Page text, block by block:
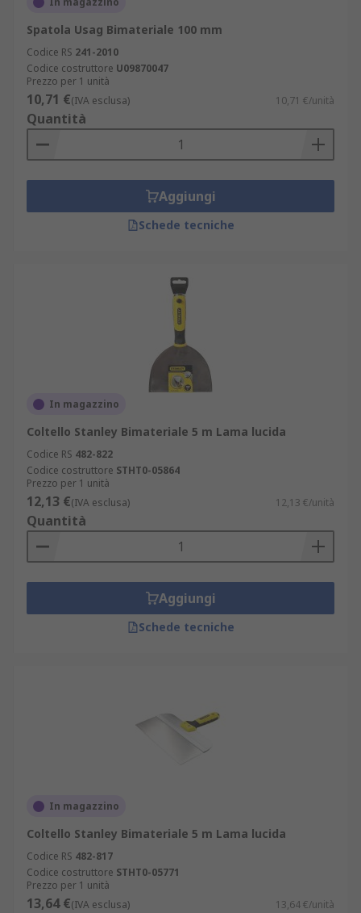
Spatola Usag Bimateriale 100 mm
Codice RS 241-2010
Codice costruttore U09870047
Prezzo per 1 unità
10,71 €(IVA esclusa) 10,71 €/unità
Quantità
Aggiungi
Schede tecniche
In magazzino
Coltello Stanley Bimateriale 5 m Lama lucida
Codice RS 482-822
Codice costruttore STHT0-05864
Prezzo per 1 unità
12,13 €(IVA esclusa) 12,13 €/unità
Quantità
Aggiungi
Schede tecniche
In magazzino
Coltello Stanley Bimateriale 5 m Lama lucida
Codice RS 482-817
Codice costruttore STHT0-05771
Prezzo per 1 unità
13,64 €(IVA esclusa) 13,64 €/unità